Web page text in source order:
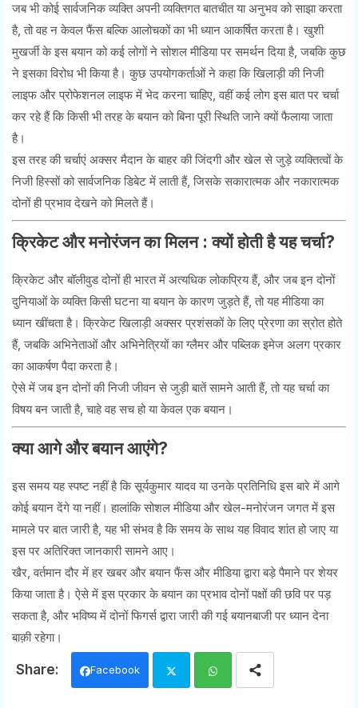
जब भी कोई सार्वजनिक व्यक्ति अपनी व्यक्तिगत बातचीत या अनुभव को साझा करता
है, तो वह न केवल फैंस बल्कि आलोचकों का भी ध्यान आकर्षित करता है। खुशी
मुखर्जी के इस बयान को कई लोगों ने सोशल मीडिया पर समर्थन दिया है, जबकि कुछ
ने इसका विरोध भी किया है। कुछ उपयोगकर्ताओं ने कहा कि खिलाड़ी की निजी
लाइफ और प्रोफेशनल लाइफ में भेद करना चाहिए, वहीं कई लोग इस बात पर चर्चा
कर रहे हैं कि किसी भी तरह के बयान को बिना पूरी स्थिति जाने क्यों फैलाया जाता
है।
इस तरह की चर्चाएं अक्सर मैदान के बाहर की जिंदगी और खेल से जुड़े व्यक्तित्वों के
निजी हिस्सों को सार्वजनिक डिबेट में लाती हैं, जिसके सकारात्मक और नकारात्मक
दोनों ही प्रभाव देखने को मिलते हैं।
क्रिकेट और मनोरंजन का मिलन : क्यों होती है यह चर्चा?
क्रिकेट और बॉलीवुड दोनों ही भारत में अत्यधिक लोकप्रिय हैं, और जब इन दोनों
दुनियाओं के व्यक्ति किसी घटना या बयान के कारण जुड़ते हैं, तो यह मीडिया का
ध्यान खींचता है। क्रिकेट खिलाड़ी अक्सर प्रशंसकों के लिए प्रेरणा का स्रोत होते
हैं, जबकि अभिनेताओं और अभिनेत्रियों का ग्लैमर और पब्लिक इमेज अलग प्रकार
का आकर्षण पैदा करता है।
ऐसे में जब इन दोनों की निजी जीवन से जुड़ी बातें सामने आती हैं, तो यह चर्चा का
विषय बन जाती है, चाहे वह सच हो या केवल एक बयान।
क्या आगे और बयान आएंगे?
इस समय यह स्पष्ट नहीं है कि सूर्यकुमार यादव या उनके प्रतिनिधि इस बारे में आगे
कोई बयान देंगे या नहीं। हालांकि सोशल मीडिया और खेल-मनोरंजन जगत में इस
मामले पर बात जारी है, यह भी संभव है कि समय के साथ यह विवाद शांत हो जाए या
इस पर अतिरिक्त जानकारी सामने आए।
खैर, वर्तमान दौर में हर खबर और बयान फैंस और मीडिया द्वारा बड़े पैमाने पर शेयर
किया जाता है। ऐसे में इस प्रकार के बयान का प्रभाव दोनों पक्षों की छवि पर पड़
सकता है, और भविष्य में दोनों फिगर्स द्वारा जारी की गई बयानबाजी पर ध्यान देना
बाक़ी रहेगा।
Facebook